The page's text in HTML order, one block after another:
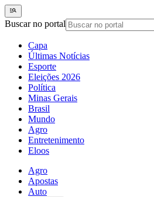
Buscar no portal
Capa
Últimas Notícias
Esporte
Eleições 2026
Política
Minas Gerais
Brasil
Mundo
Agro
Entretenimento
Eloos
Agro
Apostas
Auto